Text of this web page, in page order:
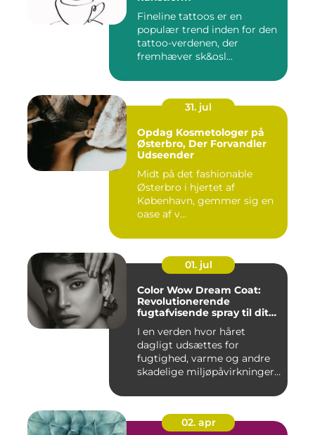
Fineline tattoos er en
populær trend inden for den
tattoo-verdenen, der
fremhæver sk&osl...
31. jul
Opdag Kosmetologer på
Østerbro, Der Forvandler
Udseender
Midt på det fashionable
Østerbro i hjertet af
København, gemmer sig en
oase af v...
01. jul
Color Wow Dream Coat:
Revolutionerende
fugtafvisende spray til dit
I en verden hvor håret
dagligt udsættes for
fugtighed, varme og andre
skadelige miljøpåvirkninger,
02. apr